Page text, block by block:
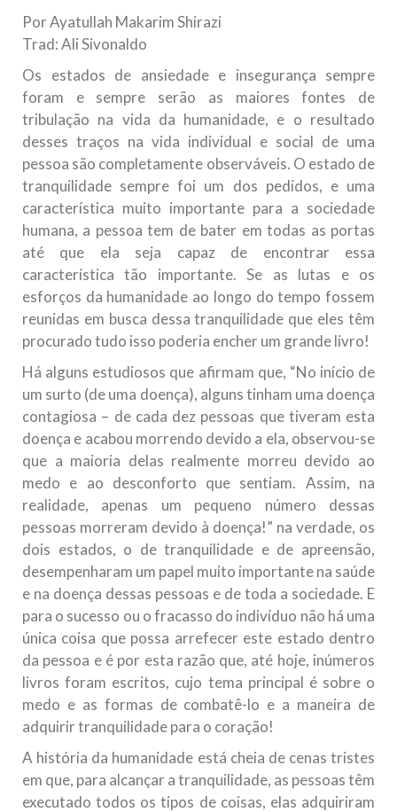
10 DE NOVEMBRO DE 2013
Falecimento do Imam Ali Ibn Al-Hussein
(A.S.)
Em nome de Deus, o Clemente, o Misericordioso! Diante da
data em que relembramos o martírio do quarto Imam dos
muçulmanos, o Imam Ali Ibn Al-Hussein Ibn Ali Ibn Abi Táleb
(A.S.), conhecido por “Zein Al-Ábidin” (Formosura
NOTÍCIAS
3 DE JULHO DE 2014
Centro Islâmico no Brasil recebe o ex-
ministro das Relações Exteriores da
República Islâmica do Irã
Na noite da quinta-feira, 03 de Abril, o Centro Islâmico no
Relações Exteriores da República Islâmica do Irã, Sr. Kamal
Por Ayatullah Makarim Shirazi
Trad: Ali Sivonaldo
Os estados de ansiedade e insegurança sempre
foram e sempre serão as maiores fontes de
tribulação na vida da humanidade, e o resultado
desses traços na vida individual e social de uma
pessoa são completamente observáveis. O estado de
tranquilidade sempre foi um dos pedidos, e uma
característica muito importante para a sociedade
humana, a pessoa tem de bater em todas as portas
até que ela seja capaz de encontrar essa
característica tão importante. Se as lutas e os
esforços da humanidade ao longo do tempo fossem
reunidas em busca dessa tranquilidade que eles têm
procurado tudo isso poderia encher um grande livro!
Há alguns estudiosos que afirmam que, “No início de
um surto (de uma doença), alguns tinham uma doença
contagiosa – de cada dez pessoas que tiveram esta
doença e acabou morrendo devido a ela, observou-se
que a maioria delas realmente morreu devido ao
medo e ao desconforto que sentiam. Assim, na
realidade, apenas um pequeno número dessas
pessoas morreram devido à doença!” na verdade, os
dois estados, o de tranquilidade e de apreensão,
desempenharam um papel muito importante na saúde
e na doença dessas pessoas e de toda a sociedade. E
para o sucesso ou o fracasso do indivíduo não há uma
única coisa que possa arrefecer este estado dentro
da pessoa e é por esta razão que, até hoje, inúmeros
livros foram escritos, cujo tema principal é sobre o
medo e as formas de combatê-lo e a maneira de
adquirir tranquilidade para o coração!
A história da humanidade está cheia de cenas tristes
em que, para alcançar a tranquilidade, as pessoas têm
executado todos os tipos de coisas, elas adquiriram